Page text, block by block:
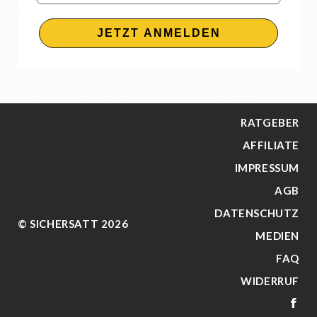
JETZT ANMELDEN
© SICHERSATT 2026
RATGEBER
AFFILIATE
IMPRESSUM
AGB
DATENSCHUTZ
MEDIEN
FAQ
WIDERRUF